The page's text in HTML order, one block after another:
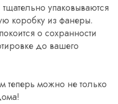
упаковываются
коробку из фанеры.
о сохранности
до вашего
теперь можно не только